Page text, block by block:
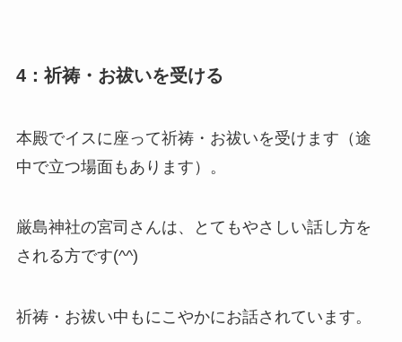
4：祈祷・お祓いを受ける
本殿でイスに座って祈祷・お祓いを受けます（途
中で立つ場面もあります）。
厳島神社の宮司さんは、とてもやさしい話し方を
される方です(^^)
祈祷・お祓い中もにこやかにお話されています。